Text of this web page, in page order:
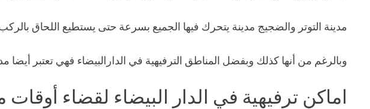
مدينة التوتر والضجيج مدينة يتحرك فيها الجميع بسرعة حتى يستطيع اللحاق
وبالرغم من أنها كذلك وبفضل المناطق الترفيهية في الدارالبيضاء فهي تعتبر أيضا
اماكن ترفيهية في الدار البيضاء لقضاء أوقات